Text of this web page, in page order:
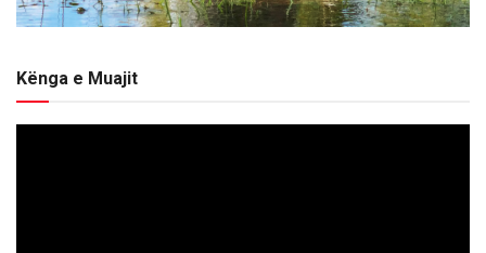
Kënga e Muajit